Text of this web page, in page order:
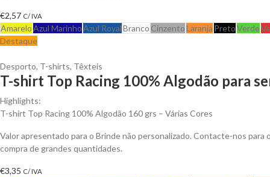
€2,57 C/ IVA
AmareloAzul MarinhoAzul RoyalBranco CinzentoLaranja PretoVerde
Destaque
Desporto, T-shirts, Têxteis
T-shirt Top Racing 100% Algodão para
Highlights:
T-shirt Top Racing 100% Algodão 160 grs – Várias Cores
Valor apresentado para o Brinde não personalizado. Contacte-nos para
compra de grandes quantidades.
€3,35 C/ IVA